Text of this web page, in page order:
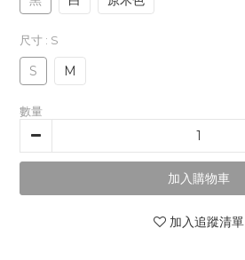
尺寸 : S
S M
數量
加入購物車
加入追蹤清單